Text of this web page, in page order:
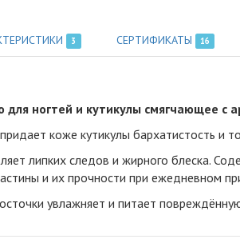
3 СЕРТИФИКАТЫ 16
для ногтей и кутикулы смягчающее с
коже кутикулы бархатистость и
липких следов и жирного блеска.
и их прочности при ежедневном
увлажняет и питает